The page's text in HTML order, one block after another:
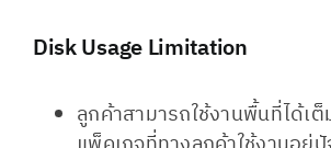
Disk Usage Limitation​
ลูกค้าสามารถใช้งานพื้นที่ได้เ